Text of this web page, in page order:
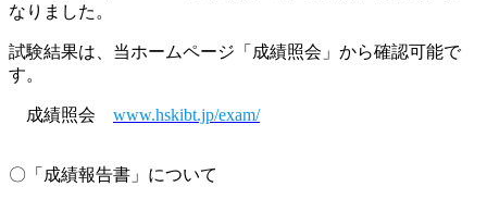
なりました。
試験結果は、当ホームページ「成績照会」から確認可能で
す。
成績照会 www.hskibt.jp/exam/
〇「成績報告書」について